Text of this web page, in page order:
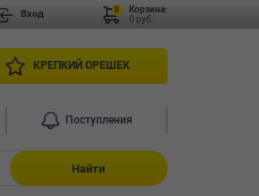
Вход
Корзина:
0 руб.
0
КРЕПКИЙ ОРЕШЕК
Поступления
Найти